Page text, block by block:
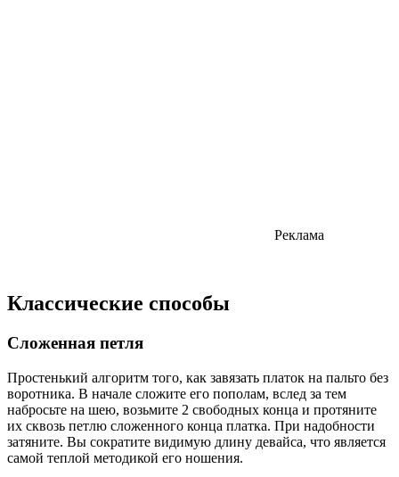
Реклама
Классические способы
Сложенная петля
Простенький алгоритм того, как завязать платок на пальто без
воротника. В начале сложите его пополам, вслед за тем
набросьте на шею, возьмите 2 свободных конца и протяните
их сквозь петлю сложенного конца платка. При надобности
затяните. Вы сократите видимую длину девайса, что является
самой теплой методикой его ношения.